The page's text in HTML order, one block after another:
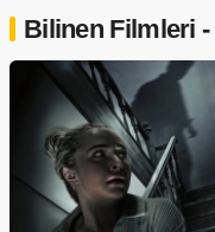
Bilinen Filmleri -